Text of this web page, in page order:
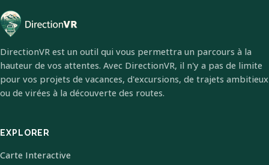
DirectionVR est un outil qui vous permettra un parcours à la
hauteur de vos attentes. Avec DirectionVR, il n'y a pas de limite
pour vos projets de vacances, d'excursions, de trajets ambitieux
ou de virées à la découverte des routes.
EXPLORER
Carte Interactive